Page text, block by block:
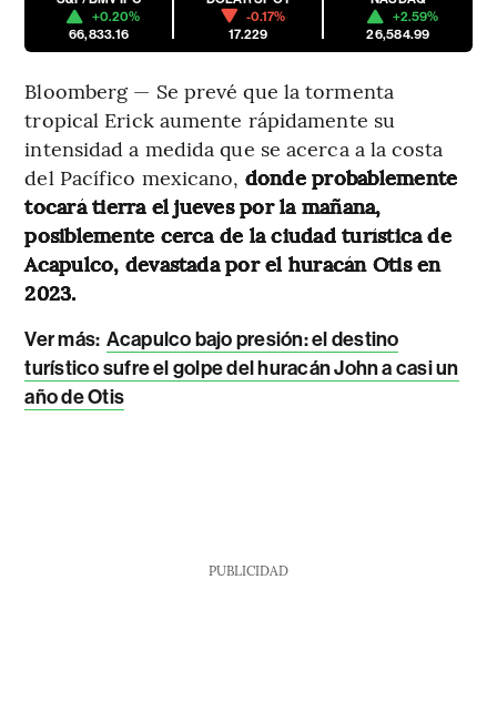
+0.20%
66,833.16
-0.17%
17.229
+2.59%
26,584.99
Bloomberg — Se prevé que la tormenta
tropical Erick aumente rápidamente su
intensidad a medida que se acerca a la costa
del Pacífico mexicano, donde probablemente
tocará tierra el jueves por la mañana,
posiblemente cerca de la ciudad turística de
Acapulco, devastada por el huracán Otis en
2023.
Ver más: Acapulco bajo presión: el destino
turístico sufre el golpe del huracán John a casi un
año de Otis
PUBLICIDAD